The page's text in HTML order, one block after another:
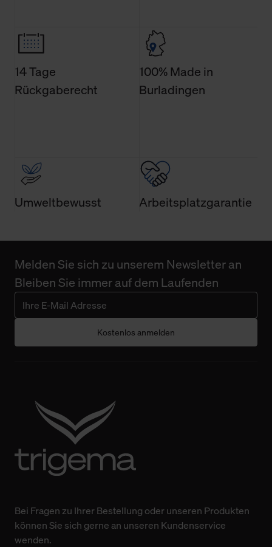
14 Tage
Rückgaberecht
100% Made in
Burladingen
Umweltbewusst Arbeitsplatzgarantie
Melden Sie sich zu unserem Newsletter an
Bleiben Sie immer auf dem Laufenden
Kostenlos anmelden
Bei Fragen zu Ihrer Bestellung oder unseren Produkten
können Sie sich gerne an unseren Kundenservice
wenden.